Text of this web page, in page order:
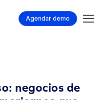
Agendar demo
negocios de